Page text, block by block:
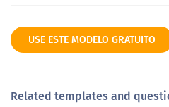
USE ESTE MODELO GRATUITO
Related templates and